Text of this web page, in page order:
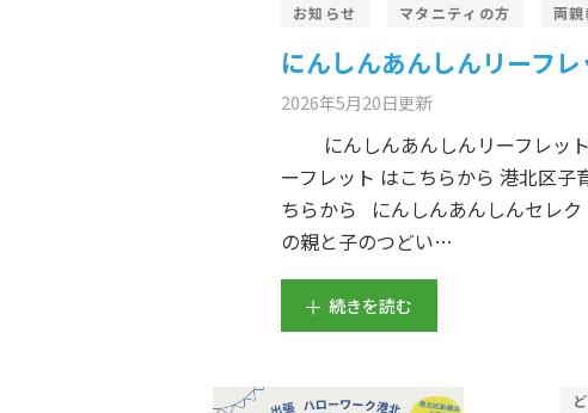
お知らせ マタニティの方 両
にんしんあんしんリーフ
2026年5月20日更新
にんしんあんしんリーフレッ
ーフレット はこちらから 港北区
ちらから にんしんあんしんセレ
の親と子のつどい…
続きを読む